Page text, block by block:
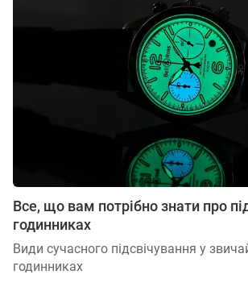
Все, що вам потрібно знати про
годинниках
Види сучасного підсвічування у
годинниках